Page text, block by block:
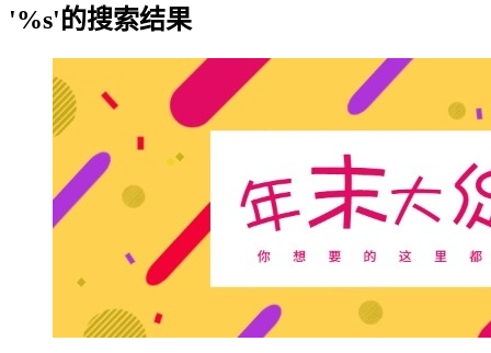
'%s'的搜索结果